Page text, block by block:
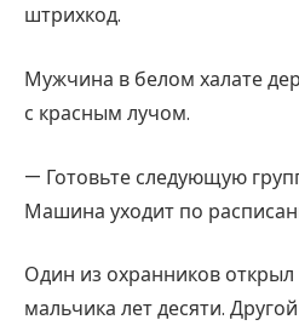
штрихкод.
Мужчина в белом халате
с красным лучом.
— Готовьте следующую
Машина уходит по
Один из охранников открыл
мальчика лет десяти.